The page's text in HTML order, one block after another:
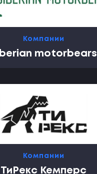
Компании
motorbears
Компании
ТиРекс Кемперс